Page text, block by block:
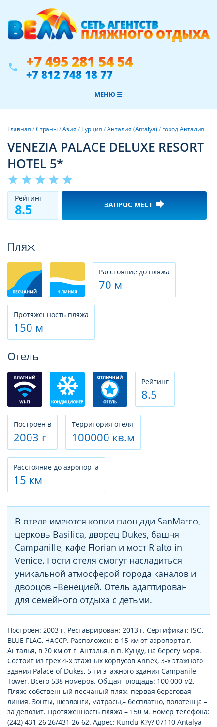
phone +7 495 281 54 54
+7 812 748 18 77
МЕНЮ ☰
Главная /Страны/Азия /Турция /Анталия (Antalya) / город Анталия
VENEZIA PALACE DELUXE RESORT
HOTEL 5*
star star star star star
Рeйтинг
8.5 ЗАПРОС МЕСТ forward
Пляж
Расстояние до пляжа
70 м
Протяженность пляжа
150 м
Отель
Рeйтинг
8.5
Построен в
2003 г
Территория отеля
100000 кв.м
Расстояние до аэропорта
15 км
В отеле имеются копии площади SanMarco,
церковь Basilica, дворец Dukes, башня
Campanille, кафе Florian и мост Rialto in
Venice. Гости отеля смогут насладиться
уникальной атмосферой города каналов и
дворцов –Венецией. Отель адаптирован
для семейного отдыха с детьми.
Построен: 2003 г. Реставрирован: 2013 г. Сертификат: ISO,
BLUE FLAG, HACCP. Расположен: в 15 км от аэропорта г.
Анталья, в 20 км от г. Анталья, в п. Кунду, на берегу моря.
Состоит из трех 4-х этажных корпусов Annex, 3-х этажного
здания Palace of Dukes, 5-ти этажного здания Campanile
Tower. Всего 538 номеров. Общая площадь: 100 000 м2.
Пляж: собственный песчаный пляж, первая береговая
линия. Зонты, шезлонги, матрасы,– бесплатно, полотенца –
за депозит. Протяженность пляжа – 150 м. Номер телефона:
(242) 431 26 26/431 26 62. Адрес: Kundu K?y? 07110 Antalya